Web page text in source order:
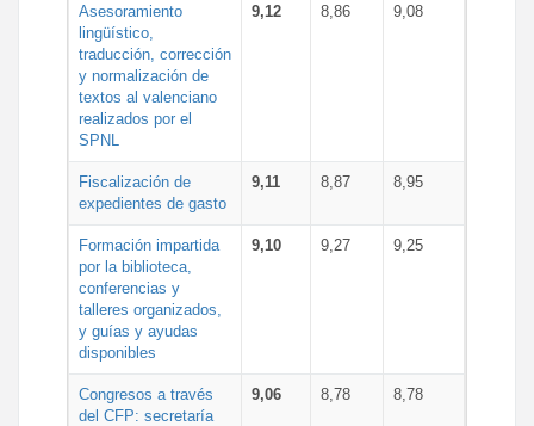
Asesoramiento
lingüístico,
traducción, corrección
y normalización de
textos al valenciano
realizados por el
SPNL
9,12 8,86 9,08
Fiscalización de
expedientes de gasto
9,11 8,87 8,95
Formación impartida
por la biblioteca,
conferencias y
talleres organizados,
y guías y ayudas
disponibles
9,10 9,27 9,25
Congresos a través
del CFP: secretaría
9,06 8,78 8,78